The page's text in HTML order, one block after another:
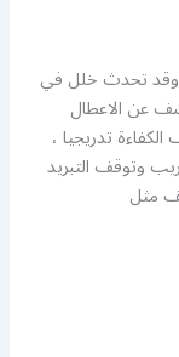
وقد تحدث خلل في
عن الاعطال
تدريجيا ،
وتوقف التبريد
مثل